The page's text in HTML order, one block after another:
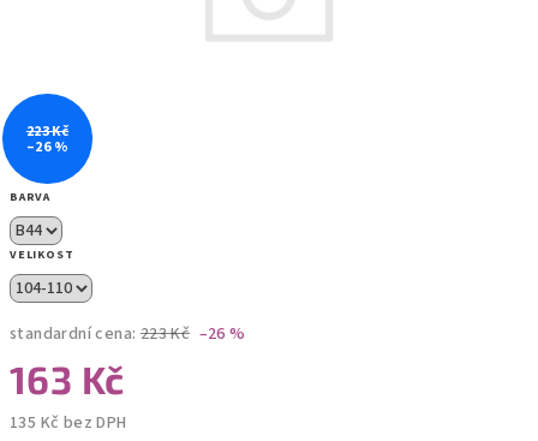
BARVA
VELIKOST
standardní cena: 223 Kč –26 %
163 Kč
135 Kč bez DPH
223 Kč
–26 %